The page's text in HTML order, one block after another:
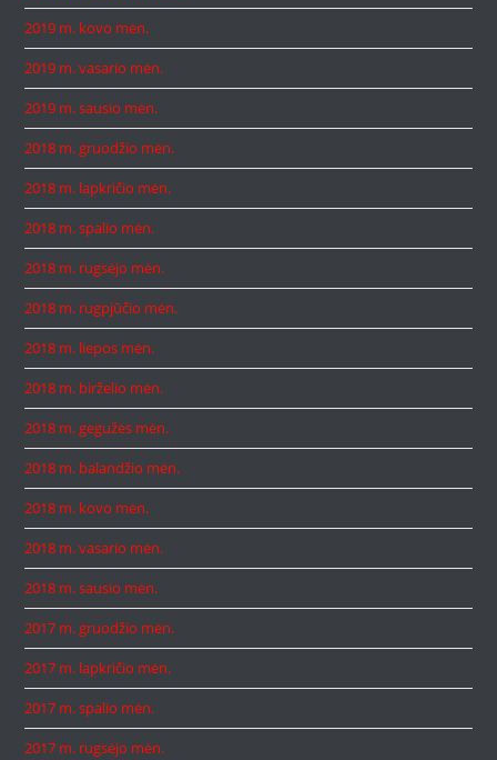
2019 m. kovo mėn.
2019 m. vasario mėn.
2019 m. sausio mėn.
2018 m. gruodžio mėn.
2018 m. lapkričio mėn.
2018 m. spalio mėn.
2018 m. rugsėjo mėn.
2018 m. rugpjūčio mėn.
2018 m. liepos mėn.
2018 m. birželio mėn.
2018 m. gegužės mėn.
2018 m. balandžio mėn.
2018 m. kovo mėn.
2018 m. vasario mėn.
2018 m. sausio mėn.
2017 m. gruodžio mėn.
2017 m. lapkričio mėn.
2017 m. spalio mėn.
2017 m. rugsėjo mėn.